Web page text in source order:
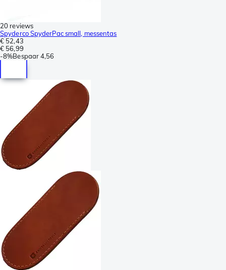
20 reviews
Spyderco SpyderPac small, messentas
€ 52,43
€ 56,99
-8%Bespaar4,56